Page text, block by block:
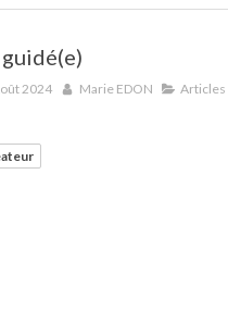
2024 Marie EDON Articles